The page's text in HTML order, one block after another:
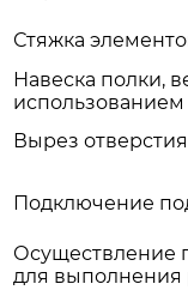
Стяжка
Навеска полки,
Вырез
Подключение
Осуществление
для выполнения